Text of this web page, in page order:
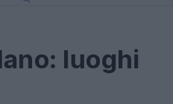
luoghi